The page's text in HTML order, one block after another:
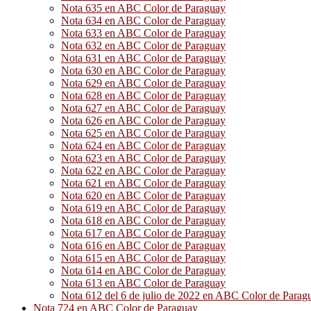
Nota 635 en ABC Color de Paraguay
Nota 634 en ABC Color de Paraguay
Nota 633 en ABC Color de Paraguay
Nota 632 en ABC Color de Paraguay
Nota 631 en ABC Color de Paraguay
Nota 630 en ABC Color de Paraguay
Nota 629 en ABC Color de Paraguay
Nota 628 en ABC Color de Paraguay
Nota 627 en ABC Color de Paraguay
Nota 626 en ABC Color de Paraguay
Nota 625 en ABC Color de Paraguay
Nota 624 en ABC Color de Paraguay
Nota 623 en ABC Color de Paraguay
Nota 622 en ABC Color de Paraguay
Nota 621 en ABC Color de Paraguay
Nota 620 en ABC Color de Paraguay
Nota 619 en ABC Color de Paraguay
Nota 618 en ABC Color de Paraguay
Nota 617 en ABC Color de Paraguay
Nota 616 en ABC Color de Paraguay
Nota 615 en ABC Color de Paraguay
Nota 614 en ABC Color de Paraguay
Nota 613 en ABC Color de Paraguay
Nota 612 del 6 de julio de 2022 en ABC Color de
Nota 724 en ABC Color de Paraguay